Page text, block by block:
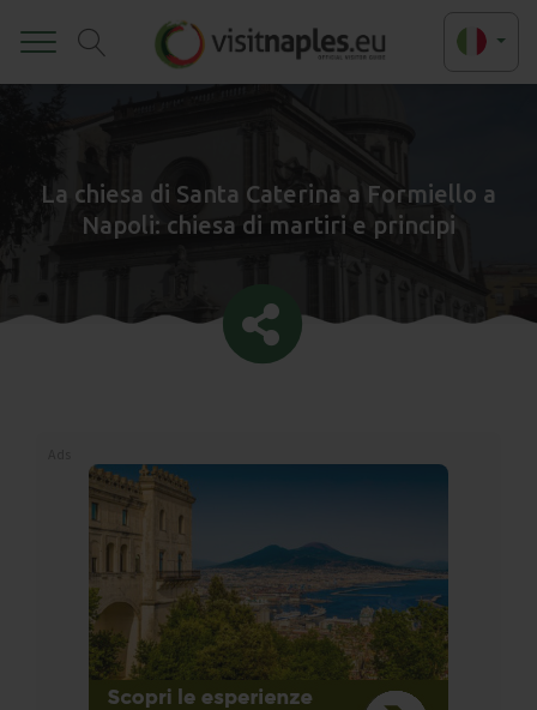
La chiesa di Santa Caterina a Formiello a
Napoli: chiesa di martiri e principi